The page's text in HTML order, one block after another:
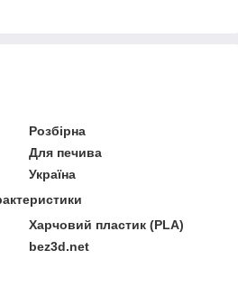
Розбірна
Для печива
Україна
Харчовий пластик (PLA)
bez3d.net